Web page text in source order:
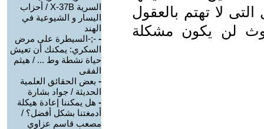
التى لا تهتم بالعقول
لن يكون مشكلة
السرية X-37B / أحزاب
اليسار و الشيوعية في
الهند
- ‫-;-السيطرة على مرض
السكري: يمكنك أن تعيش
حياة نشطة وط ... / هيثم
الفقى
- بعض الحقائق العلمية
الحديثة / جواد بشارة
- هل يمكننا إعادة هيكلة
أدمغتنا بشكل أفضل؟ /
مصعب قاسم عزاوي